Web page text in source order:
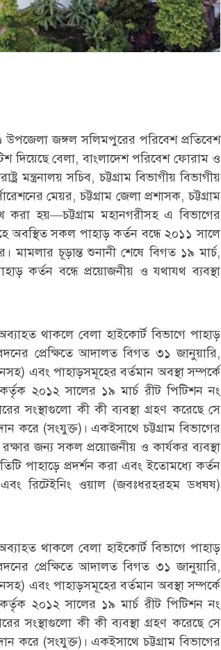
উপজেলা জঙ্গল সলিমপুরের পরিবেশ প্রতিবেশ
দিয়েছে বেলা, বাংলাদেশ পরিবেশ ফোরাম ও
মন্ত্রনালয় সচিব, চট্টগ্রাম বিভাগীয় বিভাগীয়
মেয়র, চট্টগ্রাম জেলা প্রশাসক, চট্টগ্রাম
করা হয়—চট্টগ্রাম মহানগরীসহ এ বিভাগের
অবস্থিত সকল পাহাড় কর্তন বন্ধে ২০১১ সালে
চূড়ান্ত শুনানী শেষে বিগত ১৯ মার্চ,
কর্তন বন্ধে প্রয়োজনীয় ও যথাযথ ব্যবস্থা
থাকলে বেলা হাইকোর্ট বিভাগে পাহাড়
প্রেক্ষিতে আদালত বিগত ৩১ জানুয়ারি,
এবং পাহাড়সমূহের বর্তমান অবস্থা সম্পর্কে
২০১২ সালের ১৯ মার্চ রীট পিটিশন নং
সংস্থাগুলো কী কী ব্যবস্থা গ্রহণ করেছে সে
করে (সংযুক্ত)। একইসাথে চট্টগ্রাম বিভাগের
জন্য সকল প্রয়োজনীয় ও কার্যকর ব্যবস্থা
পাহাড়ে প্রদর্শন করা এবং ইতোমধ্যে কর্তন
রিটেইনিং ওয়াল (জবঃধরহরহম ডধষষ)
থাকলে বেলা হাইকোর্ট বিভাগে পাহাড়
প্রেক্ষিতে আদালত বিগত ৩১ জানুয়ারি,
এবং পাহাড়সমূহের বর্তমান অবস্থা সম্পর্কে
২০১২ সালের ১৯ মার্চ রীট পিটিশন নং
সংস্থাগুলো কী কী ব্যবস্থা গ্রহণ করেছে সে
করে (সংযুক্ত)। একইসাথে চট্টগ্রাম বিভাগের